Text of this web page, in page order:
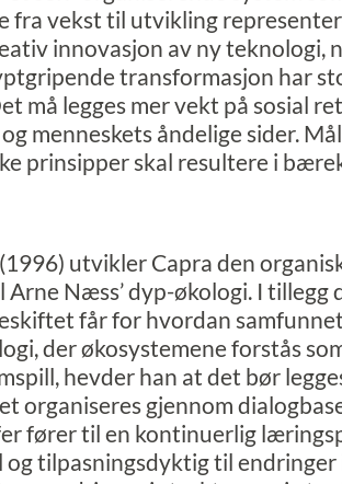
fra vekst til utvikling
innovasjon av ny teknologi,
transformasjon har
må legges mer vekt på sosial
menneskets åndelige sider.
prinsipper skal resultere i
utvikler Capra den
Næss’ dyp-økologi. I tillegg
får for hvordan
der økosystemene forstås
hevder han at det bør
organiseres gjennom
fører til en kontinuerlig
tilpasningsdyktig til endringer